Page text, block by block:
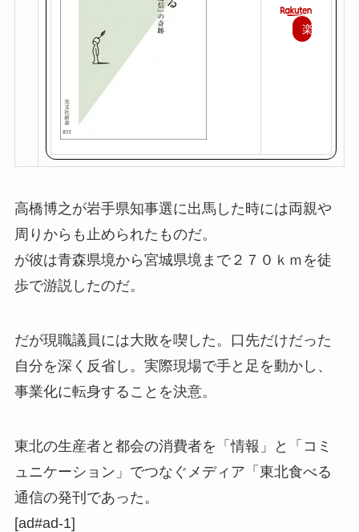
楽
高橋博之が岩手県知事選に出馬した時には両親や
周りからも止められたものだ。
が彼は青森県境から宮城県境まで２７０ｋｍを徒
歩で游説したのだ。
だが現職議員には大敗を喫した。口先だけだった
自分を深く反省し。実際現場で手と足を動かし、
事業化に転身することを決意。
東北の生産者と都会の消費者を「情報」と「コミ
ュニケーション」でつなぐメディア「東北食べる
通信の発刊であった。
[ad#ad-1]